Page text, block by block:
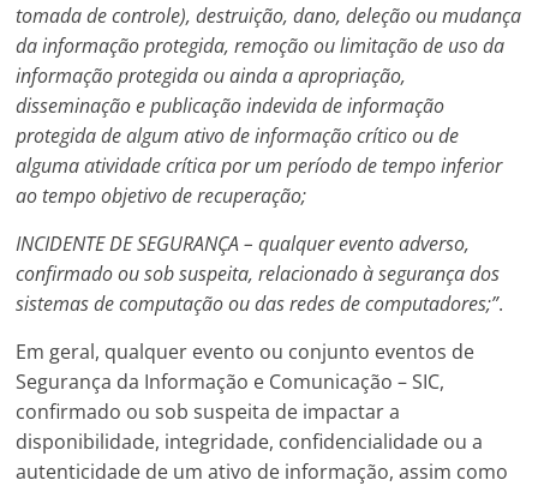
tomada de controle), destruição, dano, deleção ou mudança
da informação protegida, remoção ou limitação de uso da
informação protegida ou ainda a apropriação,
disseminação e publicação indevida de informação
protegida de algum ativo de informação crítico ou de
alguma atividade crítica por um período de tempo inferior
ao tempo objetivo de recuperação;
INCIDENTE DE SEGURANÇA – qualquer evento adverso,
confirmado ou sob suspeita, relacionado à segurança dos
sistemas de computação ou das redes de computadores;”.
Em geral, qualquer evento ou conjunto eventos de
Segurança da Informação e Comunicação – SIC,
confirmado ou sob suspeita de impactar a
disponibilidade, integridade, confidencialidade ou a
autenticidade de um ativo de informação, assim como